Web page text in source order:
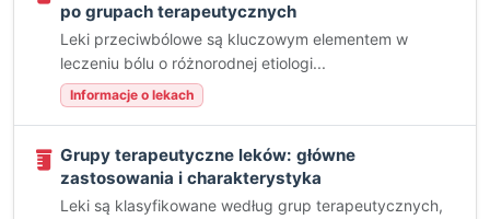
po grupach terapeutycznych
Leki przeciwbólowe są kluczowym elementem w
leczeniu bólu o różnorodnej etiologi...
Informacje o lekach
Grupy terapeutyczne leków: główne
zastosowania i charakterystyka
Leki są klasyfikowane według grup terapeutycznych,